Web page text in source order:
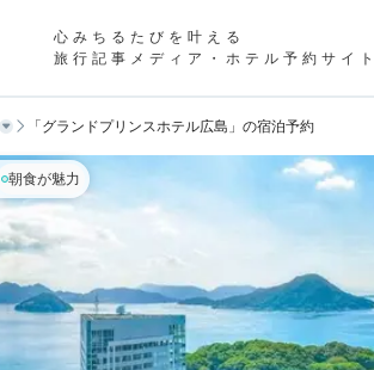
心みちるたびを叶える
旅行記事メディア・ホテル予約サイト
「グランドプリンスホテル広島」の宿泊予約
朝食が魅力